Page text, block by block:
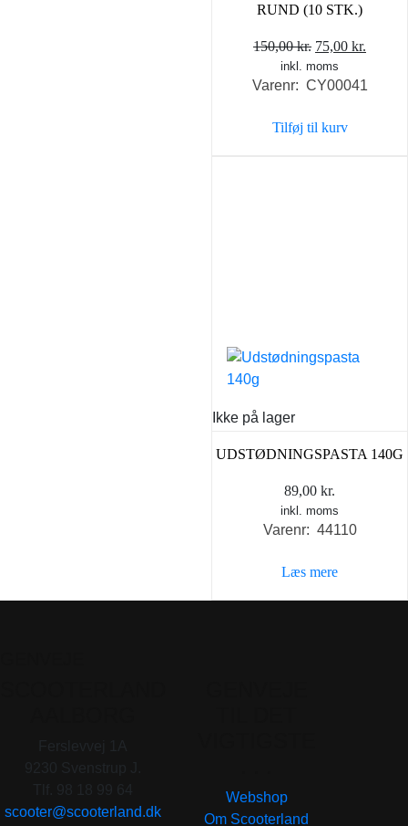
RUND (10 STK.)
150,00kr. Den
oprindelige
pris
150,00 kr..
75,00 kr.
pris
inkl. moms
Varenr: CY00041
Tilføj til kurv
Ikke på lager
UDSTØDNINGSPASTA 140G
89,00 kr.
inkl. moms
Varenr: 44110
Læs mere
scooter@scooterland.dk
Webshop
Om Scooterland